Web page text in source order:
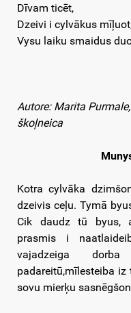
Dīvam ticēt,
Dzeivi i cylvākus
Vysu laiku smaidus
Autore: Marita
škoļneica
Kotra cylvāka
dzeivis ceļu. Tymā
Cik daudz tū byus,
prasmis i
vajadzeiga
padareitū,mīlesteiba
sovu mierķu